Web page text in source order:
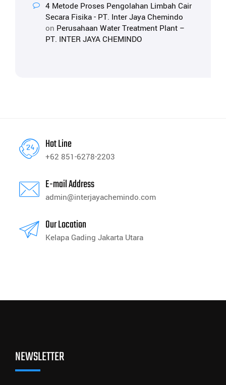
4 Metode Proses Pengolahan Limbah Cair
Secara Fisika - PT. Inter Jaya Chemindo
on Perusahaan Water Treatment Plant –
PT. INTER JAYA CHEMINDO
Hot Line
+62 851-6278-2203
E-mail Address
admin@interjayachemindo.com
Our Location
Kelapa Gading Jakarta Utara
NEWSLETTER